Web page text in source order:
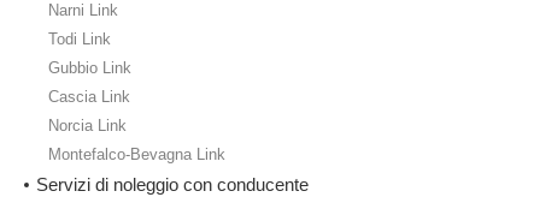
Narni Link
Todi Link
Gubbio Link
Cascia Link
Norcia Link
Montefalco-Bevagna Link
Servizi di noleggio con conducente